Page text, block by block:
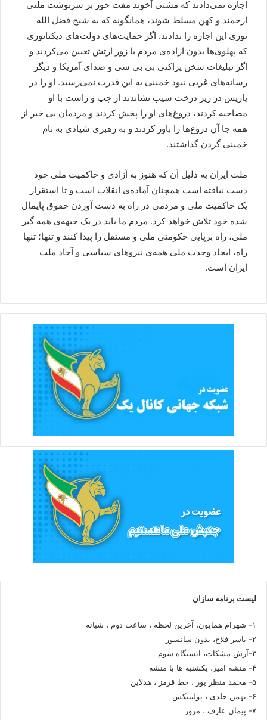
اجازه نمی‌دادند که مشتی آخوند مفت خور بر سرنوشت ملتی
ارجمند و کهن مسلط شوند، همانگونه که به شیخ فضل الله
نوری این اجازه را ندادند. اگر حمایت‌های دولت‌های دیکتاتوری
که پهلوی‌ها بدون اراده‌ی مردم با زور ارتش تعیین می‌کردند و
اگر تبلیغات سخن پراکنی بی بی سی و صدای آمریکا و دیگر
رسانه‌های غربی نبود خمینی به این قدرت نمی‌رسید. او را در
پاریس در زیر درخت سیب نشاندند از چپ و راست با او
مصاحبه کردند، دروغ‌های او را پخش کردند و مردمان بی خبر از
همه جا آن دروغ‌ها را باور کردند و به رهبری شیادی به نام
خمینی گردن گذاشتند.
ملت ایران به دلیل آن که هنوز به آزادی و حاکمیت ملی خود
دست نیافته است همچنان آماده‌ی انقلاب است و تا استقرار
یک حاکمیت ملی و مردمی در راه به دست آوردن حقوق پایمال
شده خود تلاش خواهد کرد. مردم ما باید در یک جبهه‌ی همه گیر
ملی، راه برپایی حکومتی ملی و مستقل را پیدا کنند و تنها؛ تنها
راه، ایجاد وحدت ملی همه‌ی نیروهای سیاسی و آحاد ملت
ایران است.
لیست برنامه سازان
۱- شهرام همایون، آخرین لحظه ، ساعت دوم ، شبانه
۲- یاسر فلاح، بدون سانسور
۳-آرش مشکات، ایستگاه سوم
۴- منشه امیر، یکشنبه ها با منشه
۵- محمد منظر پور ، خط قرمز ، هدلاین
۶- بهمن جلدی ، پولیتیکس
۷- پیمان عارف ، مرور